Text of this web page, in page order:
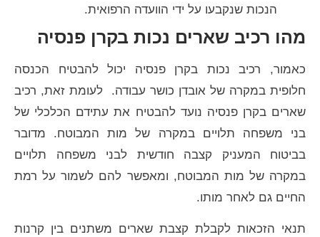
הנכות שנקבעו על ידי הוועדה הרפואית.
מהו רכיב שארים נכות בקרן פנסיה
כאמור, רכיב נכות בקרן פנסיה יכול להבטיח הכנסה
חלופית במקרה של אובדן כושר עבודה. לעומת זאת, רכיב
שארים בקרן פנסיה נועד להבטיח את עתידם הכלכלי של
בני משפחה תלויים במקרה של מות המבוטח. מדובר
בביטוח המעניק קצבה חודשית לבני משפחה תלויים
במקרה של מות המבוטח, ומאפשר להם לשמור על רמת
החיים גם לאחר מותו.
תנאי הזכאות לקבלת קצבת שארים משתנים בין קרנות